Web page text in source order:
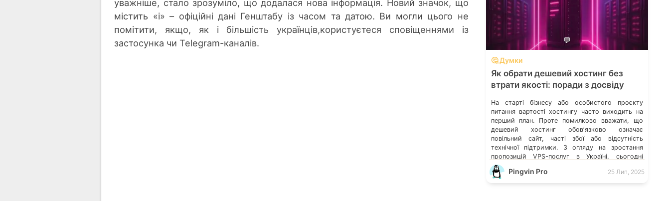
уважніше, стало зрозуміло, що додалася нова інформація. Новий значок, що
містить «і» – офіційні дані Генштабу із часом та датою. Ви могли цього не
помітити, якщо, як і більшість українців,користуєтеся сповіщеннями із
застосунка чи Telegram-каналів.
💬
🤔 Думки
Як обрати дешевий хостинг без
втрати якості: поради з досвіду
На старті бізнесу або особистого проєкту
питання вартості хостингу часто виходить на
перший план. Проте помилково вважати, що
дешевий хостинг обовʼязково означає
повільний сайт, часті збої або відсутність
технічної підтримки. З огляду на зростання
пропозицій VPS-послуг в Україні, сьогодні
можна знайти оптимальне рішення, яке поєднує
доступну ціну та стабільну роботу — важливо
Pingvin Pro 25 Лип, 2025